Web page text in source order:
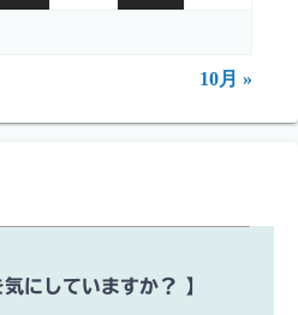
10月 »
にしていますか？ 】